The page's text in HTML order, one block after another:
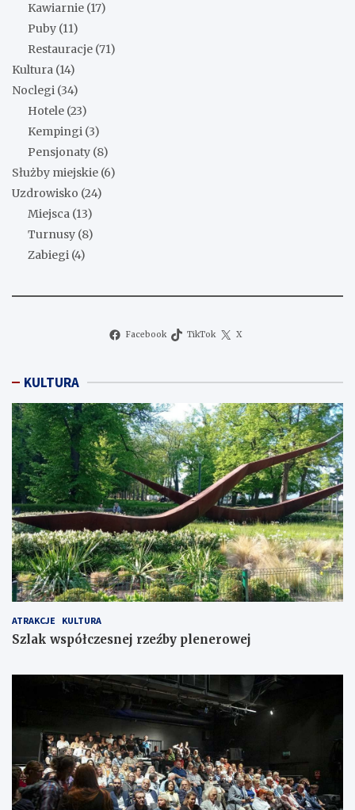
Kawiarnie (17)
Puby (11)
Restauracje (71)
Kultura (14)
Noclegi (34)
Hotele (23)
Kempingi (3)
Pensjonaty (8)
Służby miejskie (6)
Uzdrowisko (24)
Miejsca (13)
Turnusy (8)
Zabiegi (4)
Facebook TikTok X
KULTURA
ATRAKCJE KULTURA
Szlak współczesnej rzeźby plenerowej